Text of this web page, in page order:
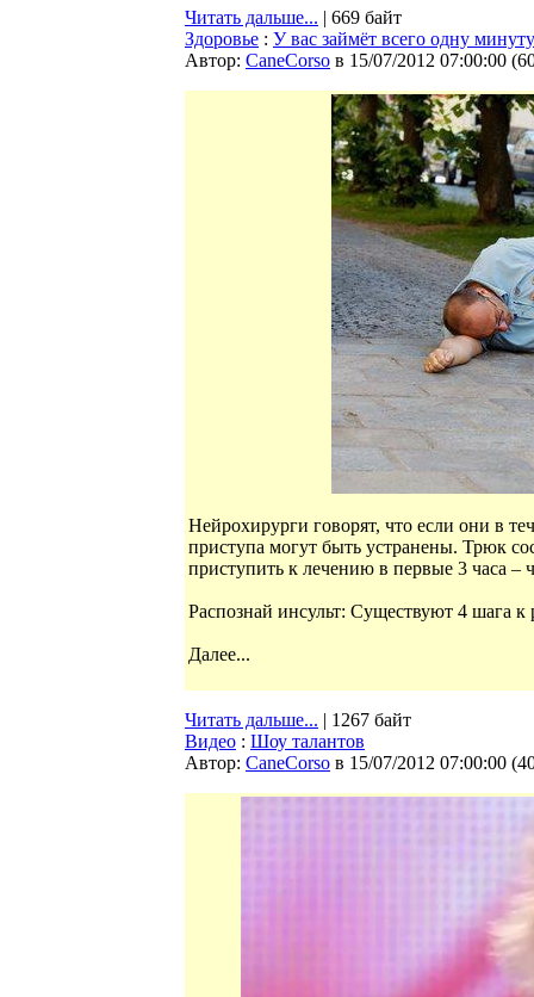
Читать дальше... | 669 байт
Здоровье : У вас займёт всего одну
Автор: CaneCorso в 15/07/2012 07:00:00 (
Нейрохирурги говорят, что если они в
приступа могут быть устранены. Трюк
приступить к лечению в первые 3 часа –
Распознай инсульт: Существуют 4 шага к
Далее...
Читать дальше... | 1267 байт
Видео : Шоу талантов
Автор: CaneCorso в 15/07/2012 07:00:00 (